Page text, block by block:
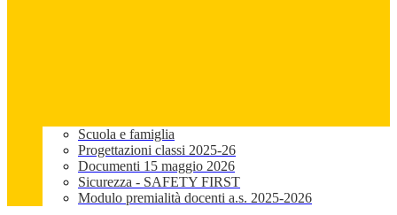
Scuola e famiglia
Progettazioni classi 2025-26
Documenti 15 maggio 2026
Sicurezza - SAFETY FIRST
Modulo premialità docenti a.s. 2025-2026